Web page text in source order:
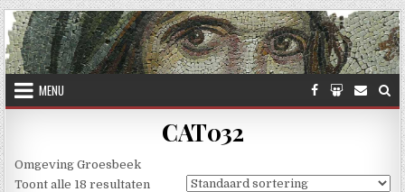
Skip to content
MENU
CAT032
Omgeving Groesbeek
Toont alle 18 resultaten